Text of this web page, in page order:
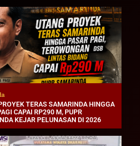
TERAS SAMARINDA HINGGA
CAPAI RP290 M, PUPR
KEJAR PELUNASAN DI 2026